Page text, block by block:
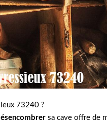
73240 ?
sa cave offre de